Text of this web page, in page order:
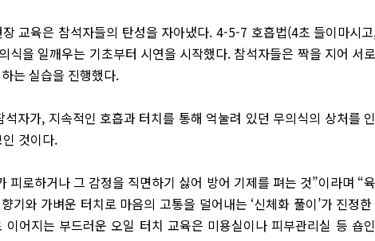
교육은 참석자들의 탄성을 자아냈다. 4-5-7 호흡법(4초 들이마시
식을 일깨우는 기초부터 시연을 시작했다. 참석자들은 짝을 지어 서
는 실습을 진행했다.
자가, 지속적인 호흡과 터치를 통해 억눌려 있던 무의식의 상처를
것이다.
피로하거나 그 감정을 직면하기 싫어 방어 기제를 펴는 것”이라며 “
기와 가벼운 터치로 마음의 고통을 덜어내는 ‘신체화 풀이’가 진정
어지는 부드러운 오일 터치 교육은 미용실이나 피부관리실 등 숍